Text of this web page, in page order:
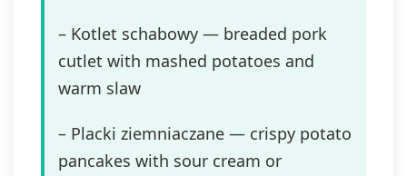
– Kotlet schabowy — breaded pork
cutlet with mashed potatoes and
warm slaw
– Placki ziemniaczane — crispy potato
pancakes with sour cream or